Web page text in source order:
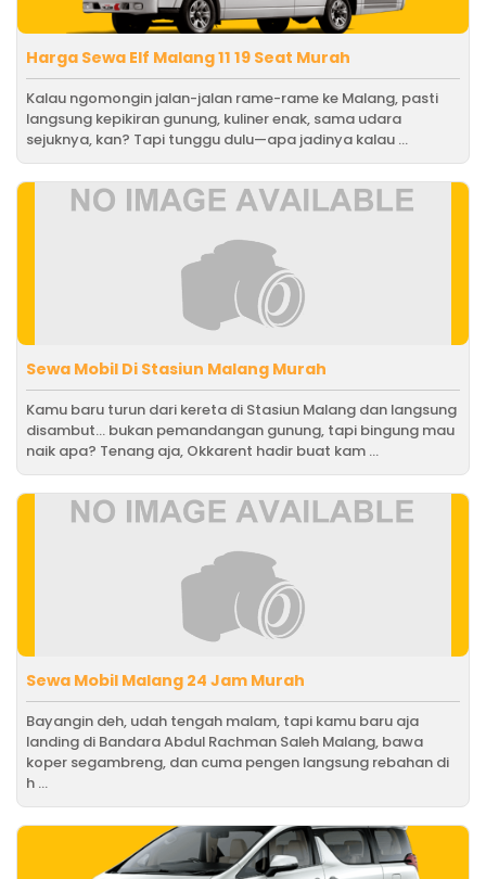
Harga Sewa Elf Malang 11 19 Seat Murah
Kalau ngomongin jalan-jalan rame-rame ke Malang, pasti
langsung kepikiran gunung, kuliner enak, sama udara
sejuknya, kan? Tapi tunggu dulu—apa jadinya kalau ...
Sewa Mobil Di Stasiun Malang Murah
Kamu baru turun dari kereta di Stasiun Malang dan langsung
disambut... bukan pemandangan gunung, tapi bingung mau
naik apa? Tenang aja, Okkarent hadir buat kam ...
Sewa Mobil Malang 24 Jam Murah
Bayangin deh, udah tengah malam, tapi kamu baru aja
landing di Bandara Abdul Rachman Saleh Malang, bawa
koper segambreng, dan cuma pengen langsung rebahan di
h ...